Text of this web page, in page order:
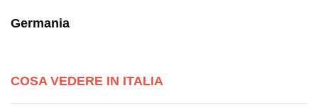
Germania
COSA VEDERE IN ITALIA